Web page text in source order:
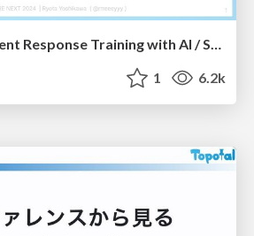
An Efficient Incident Response Training with AI / SRE NEXT 2024 Sponsor Session
1 6.2k